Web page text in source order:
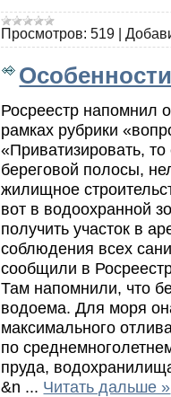
Просмотров: 519 |
Росреестр напомнил
рамках рубрики
«Приватизировать, то
береговой полосы,
жилищное
вот в водоохранной
получить участок в
соблюдения всех
сообщили в
Там напомнили, что
водоема. Для моря
максимального
по
пруда,
&n ... Читать дальше »